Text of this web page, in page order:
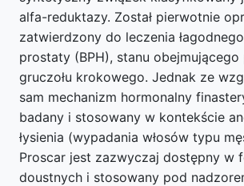
alfa-reduktazy. Został pierwotnie
zatwierdzony do leczenia
prostaty (BPH), stanu
gruczołu krokowego. Jednak ze
sam mechanizm hormonalny
badany i stosowany w kontekście
łysienia (wypadania włosów typu
Proscar jest zazwyczaj dostępny w
doustnych i stosowany pod